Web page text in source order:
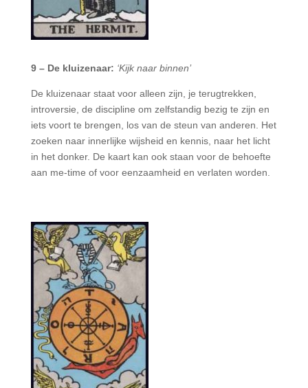
9 – De kluizenaar: ‘Kijk naar binnen’
De kluizenaar staat voor alleen zijn, je terugtrekken,
introversie, de discipline om zelfstandig bezig te zijn en
iets voort te brengen, los van de steun van anderen. Het
zoeken naar innerlijke wijsheid en kennis, naar het licht
in het donker. De kaart kan ook staan voor de behoefte
aan me-time of voor eenzaamheid en verlaten worden.